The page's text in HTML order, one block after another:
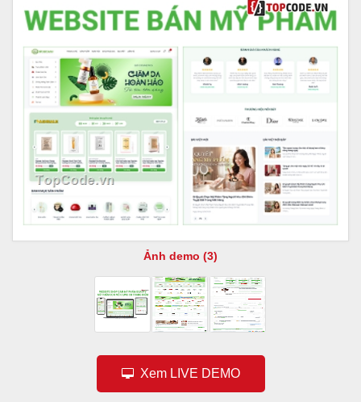
Ảnh demo (3)
Xem LIVE DEMO